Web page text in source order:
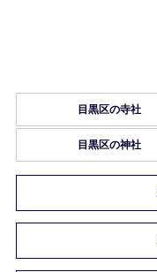
目黒区の寺社
目黒区の神社